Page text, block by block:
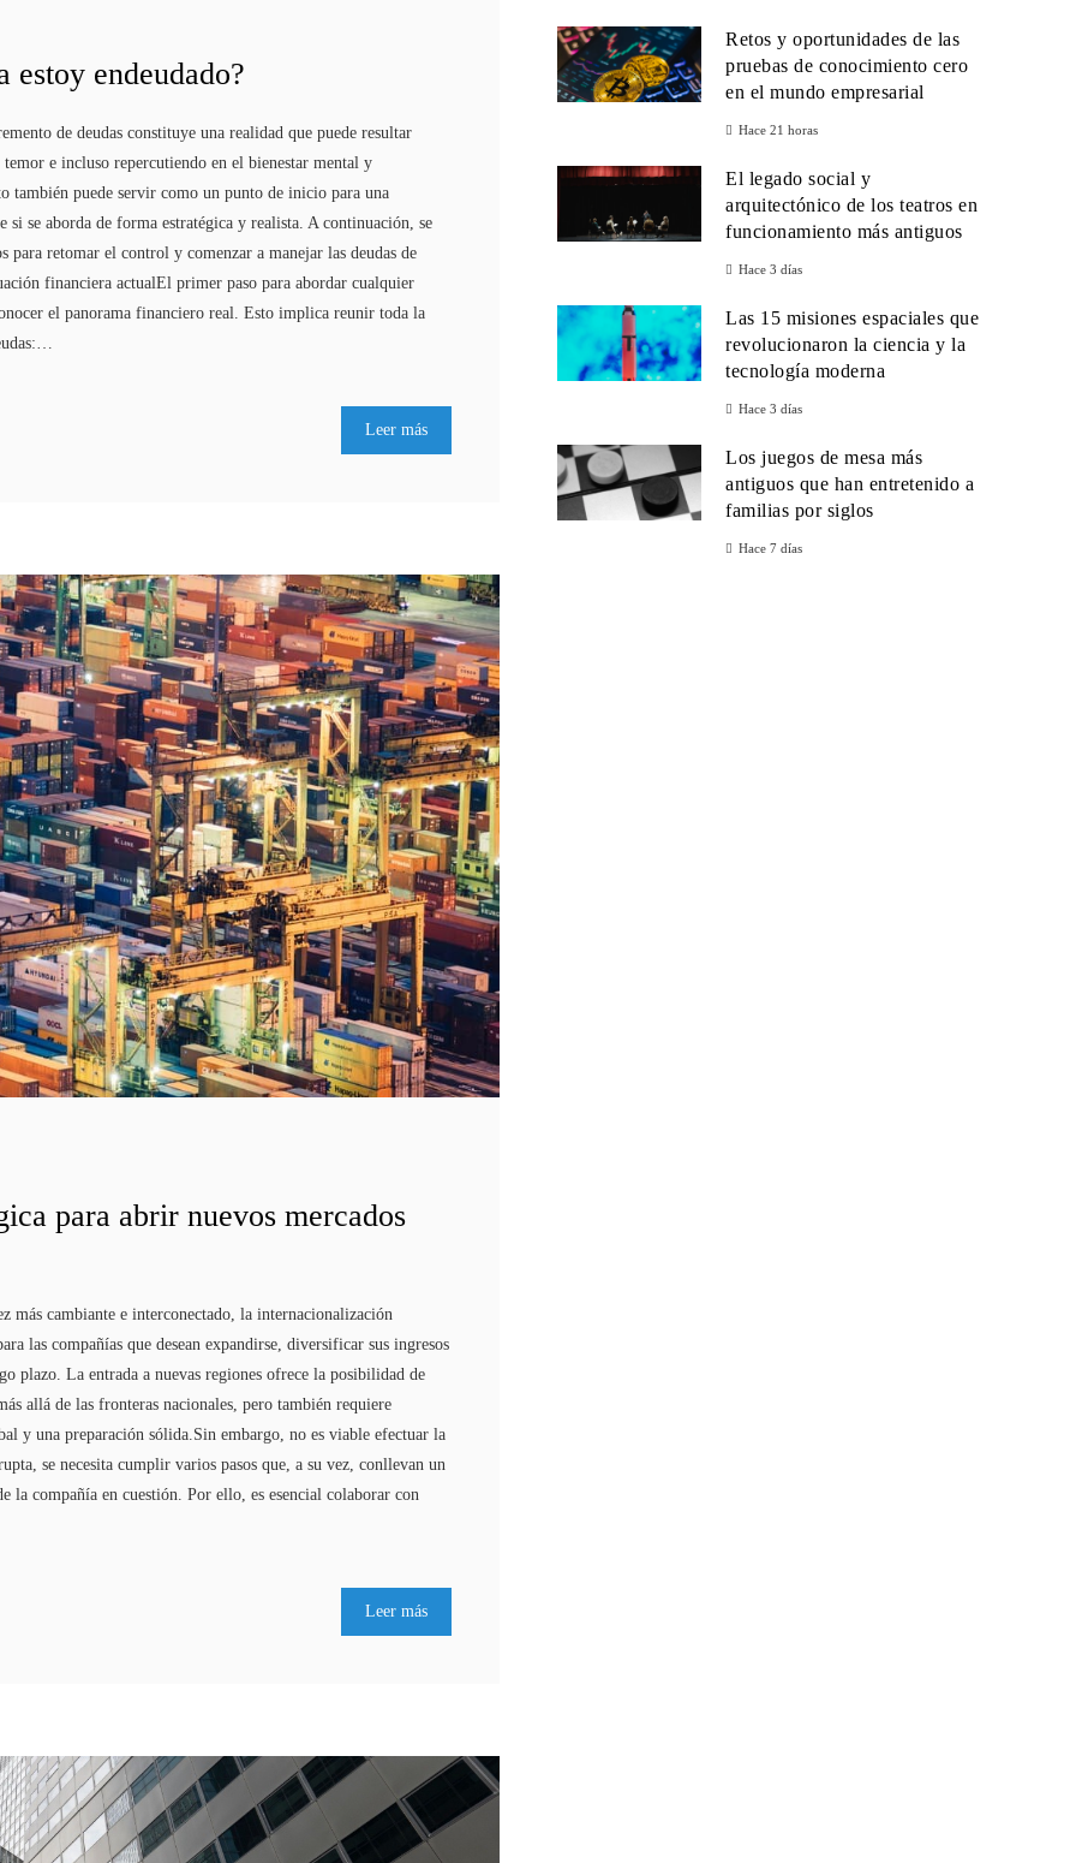
estoy endeudado?
de deudas constituye una realidad que puede resultar
e incluso repercutiendo en el bienestar mental y
también puede servir como un punto de inicio para una
si se aborda de forma estratégica y realista. A continuación, se
para retomar el control y comenzar a manejar las deudas de
financiera actualEl primer paso para abordar cualquier
el panorama financiero real. Esto implica reunir toda la
Leer más
para abrir nuevos mercados
más cambiante e interconectado, la internacionalización
las compañías que desean expandirse, diversificar sus ingresos
plazo. La entrada a nuevas regiones ofrece la posibilidad de
allá de las fronteras nacionales, pero también requiere
y una preparación sólida.Sin embargo, no es viable efectuar la
se necesita cumplir varios pasos que, a su vez, conllevan un
la compañía en cuestión. Por ello, es esencial colaborar con
Leer más
Retos y oportunidades de las
pruebas de conocimiento cero
en el mundo empresarial
Hace 21 horas
El legado social y
arquitectónico de los teatros en
funcionamiento más antiguos
Hace 3 días
Las 15 misiones espaciales que
revolucionaron la ciencia y la
tecnología moderna
Hace 3 días
Los juegos de mesa más
antiguos que han entretenido a
familias por siglos
Hace 7 días